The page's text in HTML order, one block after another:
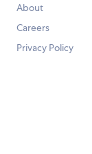
About
Careers
Privacy Policy